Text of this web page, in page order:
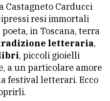
Castagneto Carducci
resi immortali
in Toscana, terra
letteraria,
, piccoli gioielli
a un particolare amore
festival letterari. Ecco